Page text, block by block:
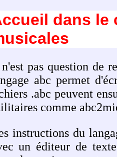
dans le
pas question de
abc permet
.abc peuvent
comme
instructions du
un éditeur de